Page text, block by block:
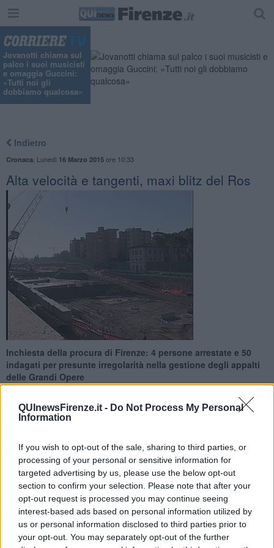
QUInewsFirenze.it - Do Not Process My Personal
Information
If you wish to opt-out of the sale, sharing to third parties, or
processing of your personal or sensitive information for
targeted advertising by us, please use the below opt-out
section to confirm your selection. Please note that after your
opt-out request is processed you may continue seeing
interest-based ads based on personal information utilized by
us or personal information disclosed to third parties prior to
your opt-out. You may separately opt-out of the further
Jovanotti chiama sul
palco i suoi musicisti
e omaggia Guccini:
«Tutti noi gli
dobbiamo qualcosa»
Indietro
Cronaca Lunedì 16 Marzo 2015ore 10:33
Alta velocità e tangenti, maxi blitz del Ros
Inchiesta della procura di Firenze: 4 persone arrestate e 50
indagati per presunte irregolarità nella gestione degli appalti
delle Grandi Opere
FIRENZE —Con l'accusa di corruzione, induzione indebita, turbata
libertà degli incanti ed altri delitti contro la pubblica
amministrazione, su richiesta della Procura di Firenze i carabinieri
del Ros hanno arrestato stamattina quattro persone tra Roma e
Milano.
In manette sono finiti il super-dirigente del Ministero dei Lavori
Pubblici (ora consulente esterno) Ercole Incalza, insieme agli